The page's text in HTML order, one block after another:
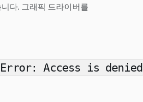
다. 그래픽 드라이버를
Access is denied